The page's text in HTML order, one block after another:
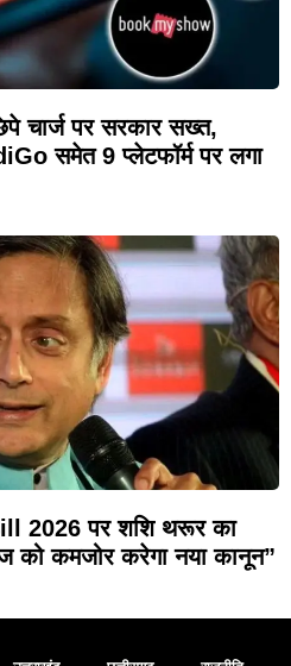
चार्ज पर सरकार सख्त,
समेत 9 प्लेटफॉर्म पर लगा
2026 पर शशि थरूर का
को कमजोर करेगा नया कानून”